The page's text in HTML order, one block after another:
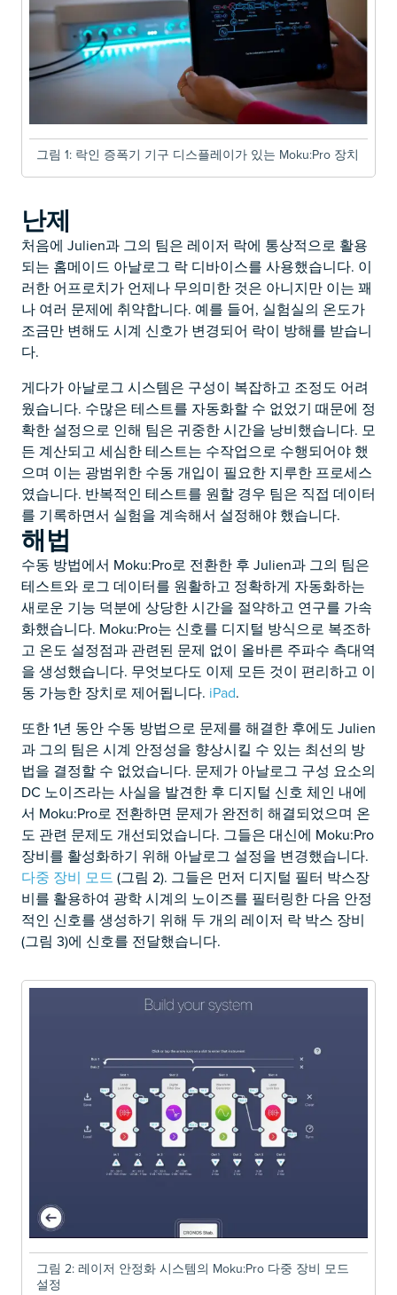
그림 1: 락인 증폭기 기구 디스플레이가 있는 Moku:Pro 장치
난제
처음에 Julien과 그의 팀은 레이저 락에 통상적으로 활용
되는 홈메이드 아날로그 락 디바이스를 사용했습니다. 이
러한 어프로치가 언제나 무의미한 것은 아니지만 이는 꽤
나 여러 문제에 취약합니다. 예를 들어, 실험실의 온도가
조금만 변해도 시계 신호가 변경되어 락이 방해를 받습니
다.
게다가 아날로그 시스템은 구성이 복잡하고 조정도 어려
웠습니다. 수많은 테스트를 자동화할 수 없었기 때문에 정
확한 설정으로 인해 팀은 귀중한 시간을 낭비했습니다. 모
든 계산되고 세심한 테스트는 수작업으로 수행되어야 했
으며 이는 광범위한 수동 개입이 필요한 지루한 프로세스
였습니다. 반복적인 테스트를 원할 경우 팀은 직접 데이터
를 기록하면서 실험을 계속해서 설정해야 했습니다.
해법
수동 방법에서 Moku:Pro로 전환한 후 Julien과 그의 팀은
테스트와 로그 데이터를 원활하고 정확하게 자동화하는
새로운 기능 덕분에 상당한 시간을 절약하고 연구를 가속
화했습니다. Moku:Pro는 신호를 디지털 방식으로 복조하
고 온도 설정점과 관련된 문제 없이 올바른 주파수 측대역
을 생성했습니다. 무엇보다도 이제 모든 것이 편리하고 이
동 가능한 장치로 제어됩니다. iPad.
또한 1년 동안 수동 방법으로 문제를 해결한 후에도 Julien
과 그의 팀은 시계 안정성을 향상시킬 수 있는 최선의 방
법을 결정할 수 없었습니다. 문제가 아날로그 구성 요소의
DC 노이즈라는 사실을 발견한 후 디지털 신호 체인 내에
서 Moku:Pro로 전환하면 문제가 완전히 해결되었으며 온
도 관련 문제도 개선되었습니다. 그들은 대신에 Moku:Pro
장비를 활성화하기 위해 아날로그 설정을 변경했습니다.
다중 장비 모드 (그림 2). 그들은 먼저 디지털 필터 박스장
비를 활용하여 광학 시계의 노이즈를 필터링한 다음 안정
적인 신호를 생성하기 위해 두 개의 레이저 락 박스 장비
(그림 3)에 신호를 전달했습니다.
그림 2: 레이저 안정화 시스템의 Moku:Pro 다중 장비 모드
설정